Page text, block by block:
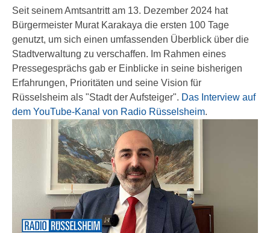
Seit seinem Amtsantritt am 13. Dezember 2024 hat
Bürgermeister Murat Karakaya die ersten 100 Tage
genutzt, um sich einen umfassenden Überblick über die
Stadtverwaltung zu verschaffen. Im Rahmen eines
Pressegesprächs gab er Einblicke in seine bisherigen
Erfahrungen, Prioritäten und seine Vision für
Rüsselsheim als "Stadt der Aufsteiger". Das Interview auf
dem YouTube-Kanal von Radio Rüsselsheim.